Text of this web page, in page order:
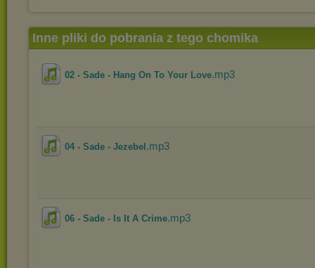
Inne pliki do pobrania z tego chomika
02 - Sade - Hang On To Your Love.mp3
04 - Sade - Jezebel .mp3
06 - Sade - Is It A Crime.mp3